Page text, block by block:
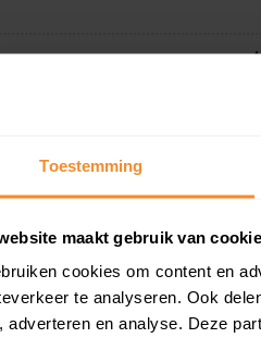
Toestemming
maakt gebruik van
cookies om content en
te analyseren. Ook
adverteren en analyse. Deze
woningen in de
Huisnr.
245 139